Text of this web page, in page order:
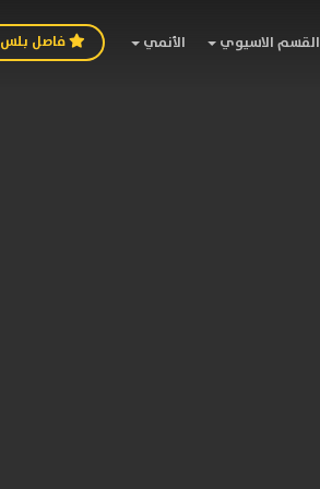
القسم الاسيوي الأنمي فاصل بلس